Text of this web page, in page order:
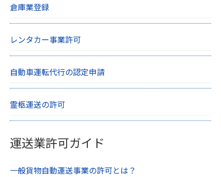
倉庫業登録
レンタカー事業許可
自動車運転代行の認定申請
霊柩運送の許可
運送業許可ガイド
一般貨物自動運送事業の許可とは？